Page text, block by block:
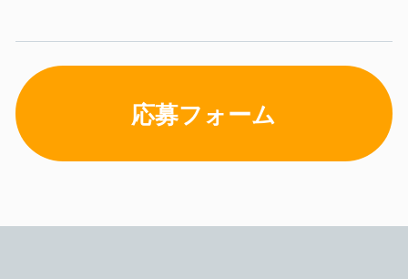
応募フォーム